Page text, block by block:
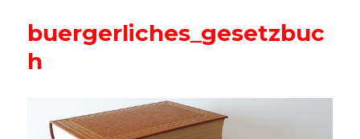
buergerliches_gesetzbuc
h